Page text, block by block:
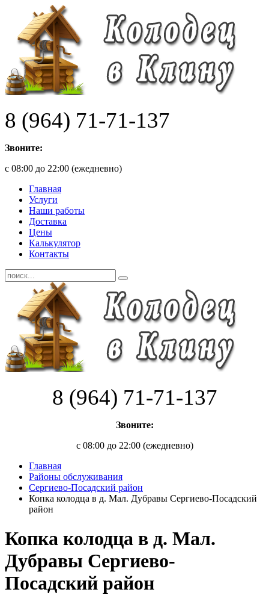
8 (964) 71-71-137
Звоните:
с 08:00 до 22:00 (ежедневно)
Главная
Услуги
Наши работы
Доставка
Цены
Калькулятор
Контакты
8 (964) 71-71-137
Звоните:
с 08:00 до 22:00 (ежедневно)
Главная
Районы обслуживания
Сергиево-Посадский район
Копка колодца в д. Мал. Дубравы Сергиево-Посадский
район
Копка колодца в д. Мал.
Дубравы Сергиево-
Посадский район